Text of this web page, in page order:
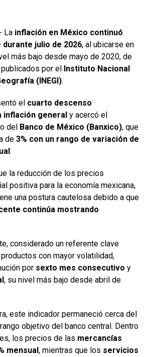
La inflación en México continuó
julio de 2026, al ubicarse en
más bajo desde mayo de 2020, de
por el Instituto Nacional
(INEGI).
el cuarto descenso
inflación general y acercó el
del Banco de México (Banxico), que
de 3% con un rango de variación de
.
la reducción de los precios
positiva para la economía mexicana,
una postura cautelosa debido a que
continúa mostrando
considerado un referente clave
con mayor volatilidad,
por sexto mes consecutivo y
, su nivel más bajo desde abril de
este indicador permaneció cerca del
objetivo del banco central. Dentro
los precios de las mercancías
mensual, mientras que los servicios